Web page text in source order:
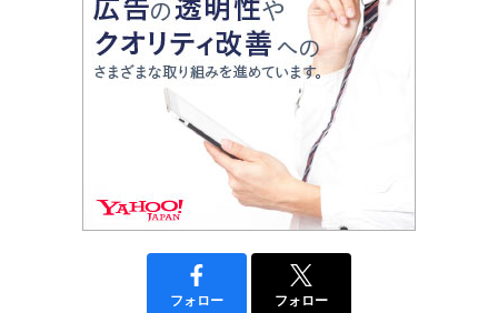
フォロー フォロー